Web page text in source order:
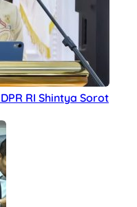
RI Shintya Sorot